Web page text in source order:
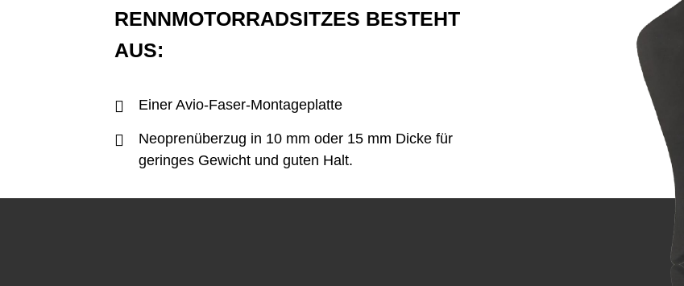
RENNMOTORRADSITZES BESTEHT
AUS:
Einer Avio-Faser-Montageplatte
Neoprenüberzug in 10 mm oder 15 mm Dicke für
geringes Gewicht und guten Halt.